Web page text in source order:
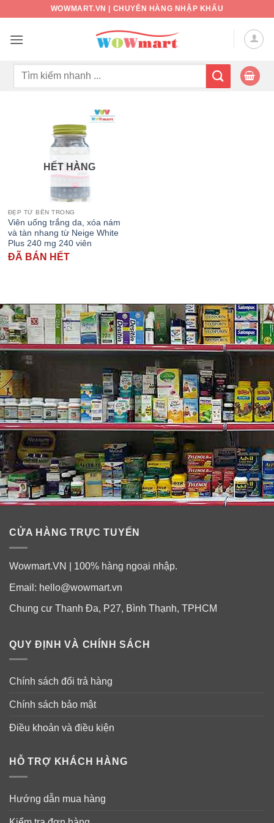
nội
WOWMART.VN | CHUYÊN HÀNG NHẬP KHẨU
Tìm
HẾT HÀNG
ĐẸP TỪ BÊN TRONG
Viên uống trắng da, xóa nám
và tàn nhang từ Neige White
Plus 240 mg 240 viên
ĐÃ BÁN HẾT
CỬA HÀNG TRỰC TUYẾN
Wowmart.VN | 100% hàng ngoại nhập.
Email: hello@wowmart.vn
Chung cư Thanh Đa, P27, Bình Thạnh, TPHCM
QUY ĐỊNH VÀ CHÍNH SÁCH
Chính sách đổi trả hàng
Chính sách bảo mật
Điều khoản và điều kiện
HỖ TRỢ KHÁCH HÀNG
Hướng dẫn mua hàng